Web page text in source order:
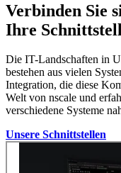
Verbinden Sie
Ihre
Die IT-Landschaften in
bestehen aus vielen
Integration, die diese
Welt von nscale und
verschiedene Systeme
Unsere Schnittstellen